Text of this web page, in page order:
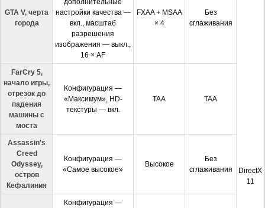
DirectX
11
GTA V, черта
города
дополнительные
настройки качества —
вкл., масштаб
разрешения
изображения — выкл.,
16 × AF
FXAA + MSAA
× 4
Без
сглаживания
FarCry 5,
начало игры,
отрезок до
падения
машины с
моста
Конфигурация —
«Максимум», HD-
текстуры — вкл.
TAA TAA
Assassin's
Creed
Odyssey,
остров
Кефалиния
Конфигурация —
«Самое высокое»
Высокое
Без
сглаживания
Конфигурация —